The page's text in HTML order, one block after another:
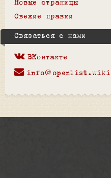
Новые страницы
Свежие правки
Связаться с нами
ВКонтакте
info@openlist.wiki